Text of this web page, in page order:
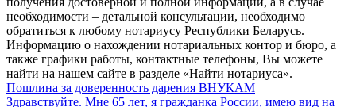
необходимости – детальной консультации, необходимо
обратиться к любому нотариусу Республики Беларусь.
Информацию о нахождении нотариальных контор и бюро, а
также графики работы, контактные телефоны, Вы можете
найти на нашем сайте в разделе «Найти нотариуса».
Пошлина за доверенность дарения ВНУКАМ
Здравствуйте. Мне 65 лет, я гражданка России, имею вид на